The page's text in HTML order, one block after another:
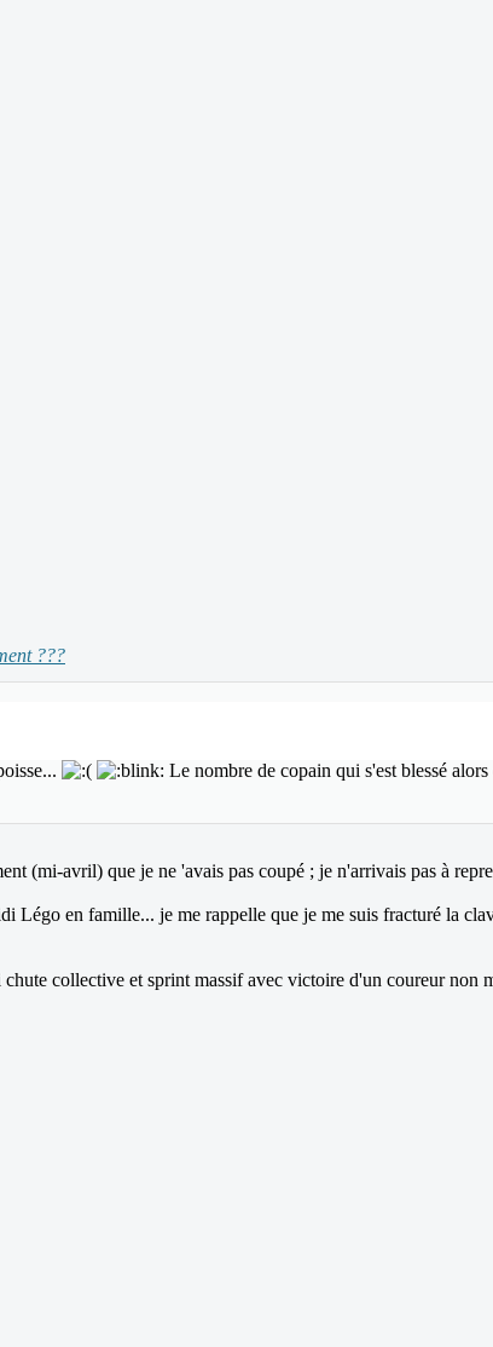
???
Le nombre de copain qui s'est blessé
(mi-avril) que je ne 'avais pas coupé ; je n'arrivais pas à
Légo en famille... je me rappelle que je me suis fracturé la
collective et sprint massif avec victoire d'un coureur non